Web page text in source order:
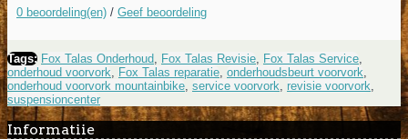
0 beoordeling(en) / Geef beoordeling
Tags: Fox Talas Onderhoud Fox Talas Revisie Fox Talas Service
onderhoud voorvork
Fox Talas reparatie onderhoudsbeurt voorvork
onderhoud voorvork mountainbike service voorvork revisie voorvork
suspensioncenter
Informatiie